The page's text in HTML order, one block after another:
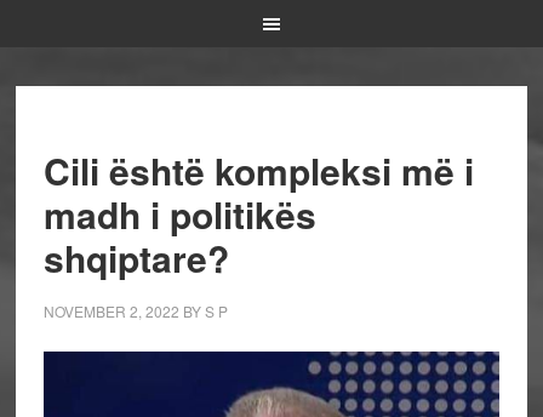
Cili është kompleksi më i
madh i politikës
shqiptare?
NOVEMBER 2, 2022 BYS P